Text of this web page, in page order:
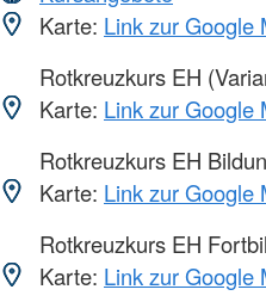
Karte: Link zur Google
Rotkreuzkurs EH
Karte: Link zur Google
Rotkreuzkurs EH
Karte: Link zur Google
Rotkreuzkurs EH
Karte: Link zur Google